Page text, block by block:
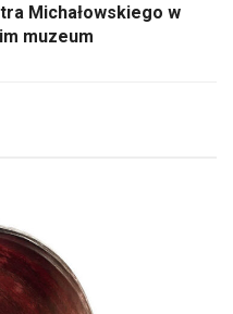
Michałowskiego w
muzeum